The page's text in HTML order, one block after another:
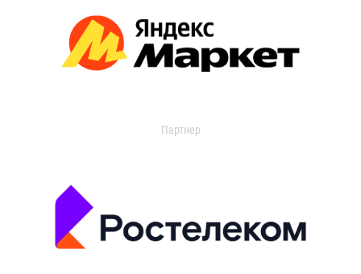
Партнер